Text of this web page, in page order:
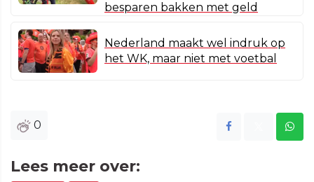
besparen bakken met geld
Nederland maakt wel indruk op
het WK, maar niet met voetbal
0
Lees meer over: